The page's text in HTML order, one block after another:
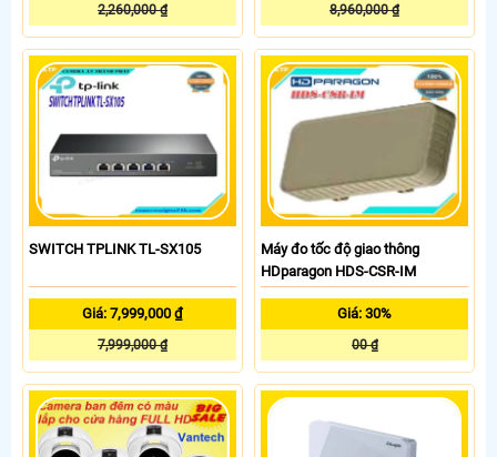
2,260,000 ₫ 8,960,000 ₫
SWITCH TPLINK TL-SX105
Giá: 7,999,000 ₫
7,999,000 ₫
Máy đo tốc độ giao thông
HDparagon HDS-CSR-IM
Giá: 30%
00 ₫